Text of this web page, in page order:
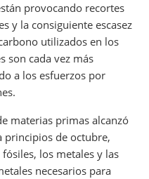
provocando recortes
y la consiguiente escasez
utilizados en los
son cada vez más
a los esfuerzos por
materias primas alcanzó
principios de octubre,
los metales y las
necesarios para